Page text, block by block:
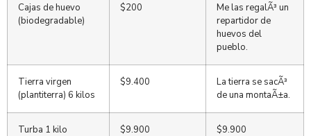
Cajas de huevo
(biodegradable)
$200
Me las regalÃ³ un
repartidor de
huevos del
pueblo.
Tierra virgen
(plantiterra) 6 kilos
$9.400
La tierra se sacÃ³
de una montaÃ±a.
Turba 1 kilo $9.900 $9.900